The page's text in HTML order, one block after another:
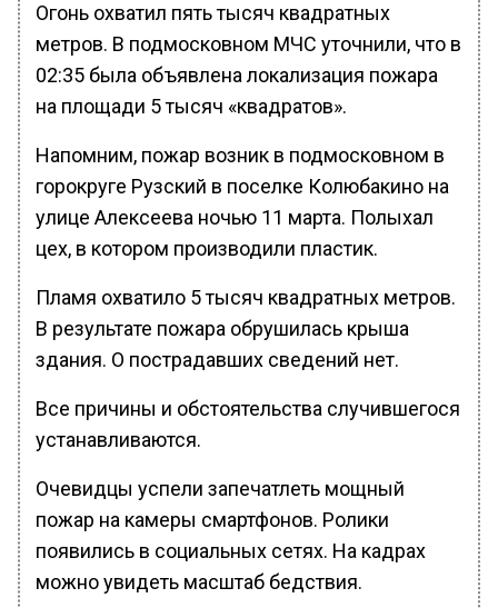
Огонь охватил пять тысяч квадратных
метров. В подмосковном МЧС уточнили, что в
02:35 была объявлена локализация пожара
на площади 5 тысяч «квадратов».
Напомним, пожар возник в подмосковном в
горокруге Рузский в поселке Колюбакино на
улице Алексеева ночью 11 марта. Полыхал
цех, в котором производили пластик.
Пламя охватило 5 тысяч квадратных метров.
В результате пожара обрушилась крыша
здания. О пострадавших сведений нет.
Все причины и обстоятельства случившегося
устанавливаются.
Очевидцы успели запечатлеть мощный
пожар на камеры смартфонов. Ролики
появились в социальных сетях. На кадрах
можно увидеть масштаб бедствия.